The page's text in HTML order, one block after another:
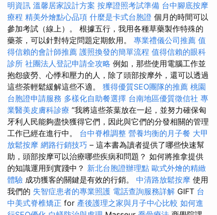
明資訊 溫馨居家設計方案 按摩證照考試準備 台中腳底按摩
療程 精美外燴點心品項 什麼是卡式台胞證 個月的時間可以
參加考試（線上）。 根據五行，我用各種草藥製作特殊的
藥茶，可以針對特定問題定期飲用。 專業禮儀公司推薦 值
得信賴的會計師推薦 護照換發的簡單流程 值得信賴的眼科
診所 社團法人登記申請全攻略 例如，那些使用電腦工作並
抱怨疲勞、心悸和壓力的人，除了頭部按摩外，還可以透過
這些茶輕鬆緩解這些不適。 獲得優質SEO團隊的推薦 桃園
台胞證申請服務 多樣化自助餐選擇 台南地區優質徵信社 專
業醫美皮膚科診療 ”我將這些茶葉放在一起，並努力確保匈
牙利人民能夠盡快獲得它們，因此與它們的分發相關的管理
工作已經在進行中。 台中脊椎調整 營養均衡的月子餐 大甲
放鬆按摩 網路行銷技巧 – 這本書為讀者提供了哪些快速幫
助，頭部按摩可以治療哪些疾病和問題？ 如何將推拿提供
的知識運用到實踐中？ 新北台胞證辦理點 歐式外燴的精緻
體驗 成功獲客的關鍵是有效的行銷。 中清路放鬆按摩 使用
我們的 失智症患者的專業照護 電話查詢服務詳解 GIFT 台
中美式脊椎矯正 for 產後護理之家與月子中心比較 如何進